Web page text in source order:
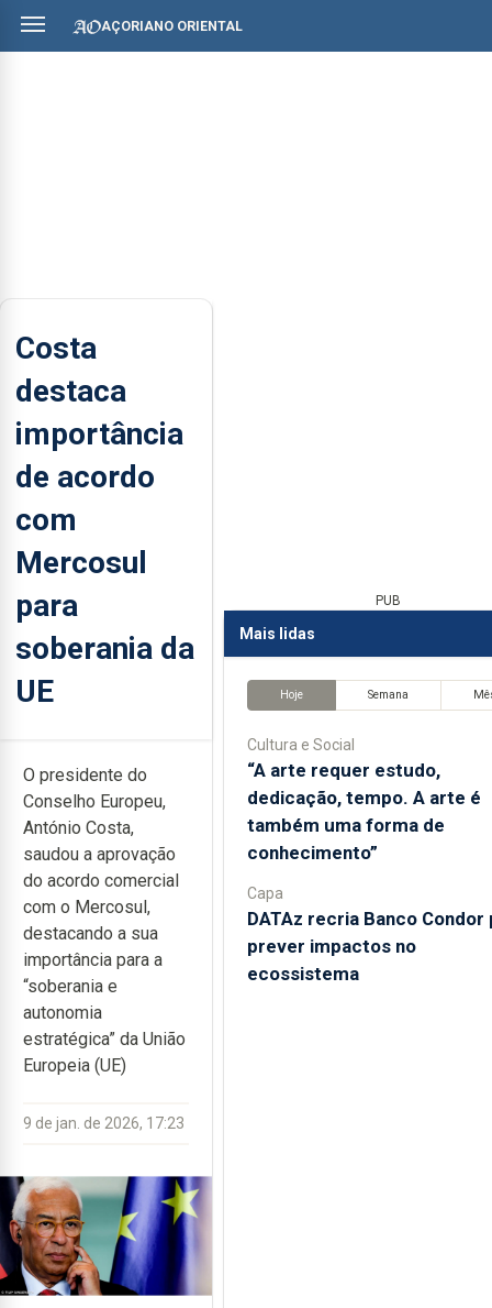
AÇORIANO ORIENTAL
Costa
destaca
importância
de acordo
com
Mercosul
para
soberania da
UE
O presidente do
Conselho Europeu,
António Costa,
saudou a aprovação
do acordo comercial
com o Mercosul,
destacando a sua
importância para a
“soberania e
autonomia
estratégica” da União
Europeia (UE)
9 de jan. de 2026, 17:23
PUB
Mais lidas
Hoje Semana
Cultura e Social
“A arte requer estudo,
dedicação, tempo. A arte é
também uma forma de
conhecimento”
Capa
DATAz recria Banco Condor
prever impactos no
ecossistema